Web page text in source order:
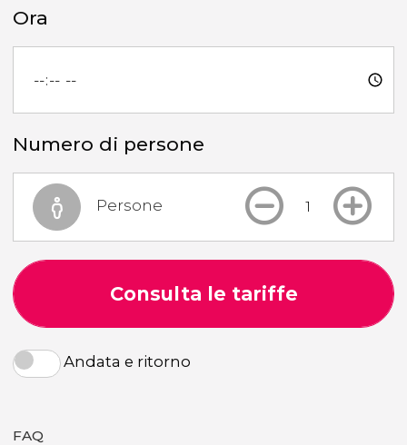
Ora
Numero di persone
Persone
Consulta le tariffe
Andata e ritorno
FAQ